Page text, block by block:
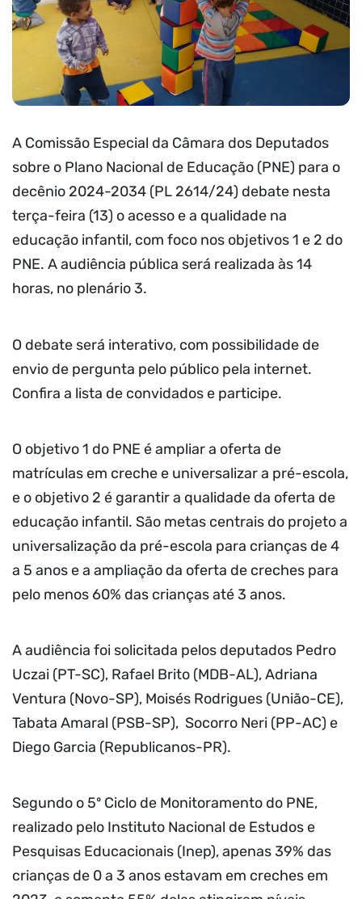
A Comissão Especial da Câmara dos Deputados
sobre o Plano Nacional de Educação (PNE) para o
decênio 2024-2034 (PL 2614/24) debate nesta
terça-feira (13) o acesso e a qualidade na
educação infantil, com foco nos objetivos 1 e 2 do
PNE. A audiência pública será realizada às 14
horas, no plenário 3.
O debate será interativo, com possibilidade de
envio de pergunta pelo público pela internet.
Confira a lista de convidados e participe.
O objetivo 1 do PNE é ampliar a oferta de
matrículas em creche e universalizar a pré-escola,
e o objetivo 2 é garantir a qualidade da oferta de
educação infantil. São metas centrais do projeto a
universalização da pré-escola para crianças de 4
a 5 anos e a ampliação da oferta de creches para
pelo menos 60% das crianças até 3 anos.
A audiência foi solicitada pelos deputados Pedro
Uczai (PT-SC), Rafael Brito (MDB-AL), Adriana
Ventura (Novo-SP), Moisés Rodrigues (União-CE),
Tabata Amaral (PSB-SP), Socorro Neri (PP-AC) e
Diego Garcia (Republicanos-PR).
Segundo o 5º Ciclo de Monitoramento do PNE,
realizado pelo Instituto Nacional de Estudos e
Pesquisas Educacionais (Inep), apenas 39% das
crianças de 0 a 3 anos estavam em creches em